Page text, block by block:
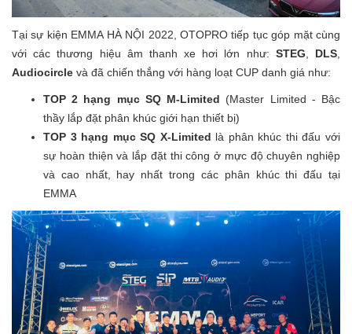
Tại sự kiện EMMA HÀ NỘI 2022, OTOPRO tiếp tục góp mặt cùng
với các thương hiệu âm thanh xe hơi lớn như: STEG, DLS,
Audiocircle và đã chiến thắng với hàng loạt CUP danh giá như:
TOP 2 hạng mục SQ M-Limited (Master Limited - Bậc
thầy lắp đặt phân khúc giới hạn thiết bị)
TOP 3 hạng mục SQ X-Limited là phân khúc thi đấu với
sự hoàn thiện và lắp đặt thi công ở mực độ chuyên nghiệp
và cao nhất, hay nhất trong các phân khúc thi đấu tại
EMMA